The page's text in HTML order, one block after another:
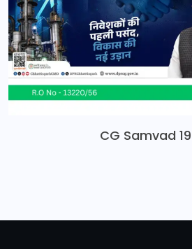
CG Samvad